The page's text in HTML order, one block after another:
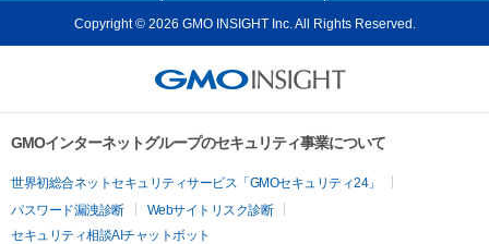
Copyright © 2026 GMO INSIGHT Inc. All Rights Reserved.
GMOインターネットグループのセキュリティ事業について
世界初総合ネットセキュリティサービス「GMOセキュリティ24」
パスワード漏洩診断
Webサイトリスク診断
セキュリティ相談AIチャットボット